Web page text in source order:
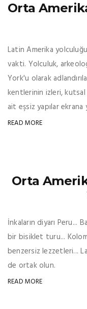
Orta
Latin Amerika
vakti. Yolculuk,
York'u olarak
kentlerinin izleri, kutsal
ait eşsiz yapılar ekrana
READ MORE
Orta
İnkaların diyarı Peru...
bir bisiklet turu...
benzersiz lezzetleri...
de ortak olun.
READ MORE